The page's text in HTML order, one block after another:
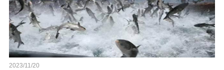
2023/11/20